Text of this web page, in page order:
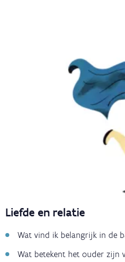
Liefde en relatie
Wat vind ik belangrijk in de
Wat betekent het ouder zijn